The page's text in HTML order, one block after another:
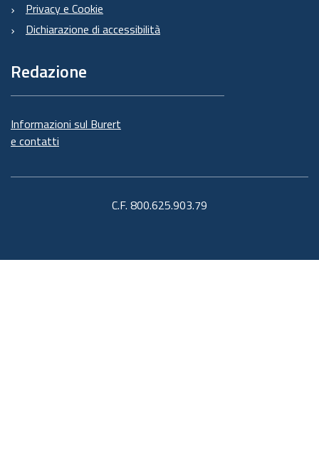
Privacy e Cookie
Dichiarazione di accessibilità
Redazione
Informazioni sul Burert
e contatti
C.F. 800.625.903.79